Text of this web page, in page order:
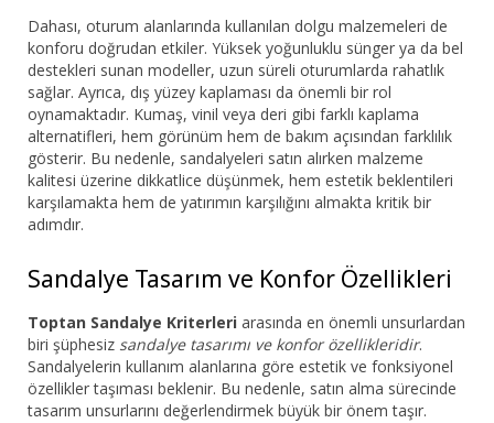
Dahası, oturum alanlarında kullanılan dolgu malzemeleri de
konforu doğrudan etkiler. Yüksek yoğunluklu sünger ya da bel
destekleri sunan modeller, uzun süreli oturumlarda rahatlık
sağlar. Ayrıca, dış yüzey kaplaması da önemli bir rol
oynamaktadır. Kumaş, vinil veya deri gibi farklı kaplama
alternatifleri, hem görünüm hem de bakım açısından farklılık
gösterir. Bu nedenle, sandalyeleri satın alırken malzeme
kalitesi üzerine dikkatlice düşünmek, hem estetik beklentileri
karşılamakta hem de yatırımın karşılığını almakta kritik bir
adımdır.
Sandalye Tasarım ve Konfor Özellikleri
Toptan Sandalye Kriterleri arasında en önemli unsurlardan
biri şüphesiz sandalye tasarımı ve konfor özellikleridir.
Sandalyelerin kullanım alanlarına göre estetik ve fonksiyonel
özellikler taşıması beklenir. Bu nedenle, satın alma sürecinde
tasarım unsurlarını değerlendirmek büyük bir önem taşır.